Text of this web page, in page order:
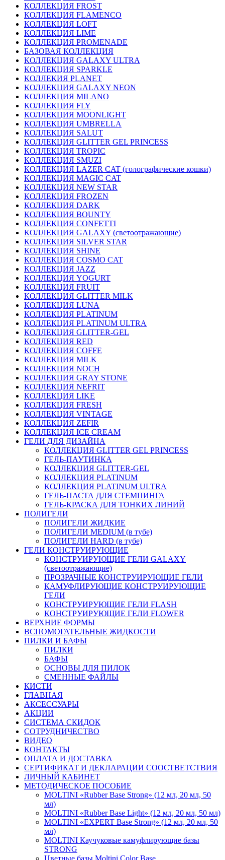
КОЛЛЕКЦИЯ FROST
КОЛЛЕКЦИЯ FLAMENCO
КОЛЛЕКЦИЯ LOFT
КОЛЛЕКЦИЯ LIME
КОЛЛЕКЦИЯ PROMENADE
БАЗОВАЯ КОЛЛЕКЦИЯ
КОЛЛЕКЦИЯ GALAXY ULTRA
КОЛЛЕКЦИЯ SPARKLE
КОЛЛЕКИЯ PLANET
КОЛЛЕКЦИЯ GALAXY NEON
КОЛЛЕКЦИЯ MILANO
КОЛЛЕКЦИЯ FLY
КОЛЛЕКЦИЯ MOONLIGHT
КОЛЛЕКЦИЯ UMBRELLA
КОЛЛЕКЦИЯ SALUT
КОЛЛЕКЦИЯ GLITTER GEL PRINCESS
КОЛЛЕКЦИЯ TROPIC
КОЛЛЕКЦИЯ SMUZI
КОЛЛЕКЦИЯ LAZER CAT (голографические кошки)
КОЛЛЕКЦИЯ MAGIC CAT
КОЛЛЕКЦИЯ NEW STAR
КОЛЛЕКЦИЯ FROZEN
КОЛЛЕКЦИЯ DARK
КОЛЛЕКЦИЯ BOUNTY
КОЛЛЕКЦИЯ CONFETTI
КОЛЛЕКЦИЯ GALAXY (светоотражающие)
КОЛЛЕКЦИЯ SILVER STAR
КОЛЛЕКЦИЯ SHINE
КОЛЛЕКЦИЯ COSMO CAT
КОЛЛЕКЦИЯ JAZZ
КОЛЛЕКЦИЯ YOGURT
КОЛЛЕКЦИЯ FRUIT
КОЛЛЕКЦИЯ GLITTER MILK
КОЛЛЕКЦИЯ LUNA
КОЛЛЕКЦИЯ PLATINUM
КОЛЛЕКЦИЯ PLATINUM ULTRA
КОЛЛЕКЦИЯ GLITTER-GEL
КОЛЛЕКЦИЯ RED
КОЛЛЕКЦИЯ COFFE
КОЛЛЕКЦИЯ MILK
КОЛЛЕКЦИЯ NOCH
КОЛЛЕКЦИЯ GRAY STONE
КОЛЛЕКЦИЯ NEFRIT
КОЛЛЕКЦИЯ LIKE
КОЛЛЕКЦИЯ FRESH
КОЛЛЕКЦИЯ VINTAGE
КОЛЛЕКЦИЯ ZEFIR
КОЛЛЕКЦИЯ ICE CREAM
ГЕЛИ ДЛЯ ДИЗАЙНА
КОЛЛЕКЦИЯ GLITTER GEL PRINCESS
ГЕЛЬ-ПАУТИНКА
КОЛЛЕКЦИЯ GLITTER-GEL
КОЛЛЕКЦИЯ PLATINUM
КОЛЛЕКЦИЯ PLATINUM ULTRA
ГЕЛЬ-ПАСТА ДЛЯ СТЕМПИНГА
ГЕЛЬ-КРАСКА ДЛЯ ТОНКИХ ЛИНИЙ
ПОЛИГЕЛИ
ПОЛИГЕЛИ ЖИДКИЕ
ПОЛИГЕЛИ MEDIUM (в тубе)
ПОЛИГЕЛИ HARD (в тубе)
ГЕЛИ КОНСТРУИРУЮЩИЕ
КОНСТРУИРУЮЩИЕ ГЕЛИ GALAXY
(светоотражающие)
ПРОЗРАЧНЫЕ КОНСТРУИРУЮЩИЕ ГЕЛИ
КАМУФЛИРУЮЩИЕ КОНСТРУИРУЮЩИЕ
ГЕЛИ
КОНСТРУИРУЮЩИЕ ГЕЛИ FLASH
КОНСТРУИРУЮЩИЕ ГЕЛИ FLOWER
ВЕРХНИЕ ФОРМЫ
ВСПОМОГАТЕЛЬНЫЕ ЖИДКОСТИ
ПИЛКИ И БАФЫ
ПИЛКИ
БАФЫ
ОСНОВЫ ДЛЯ ПИЛОК
СМЕННЫЕ ФАЙЛЫ
КИСТИ
ГЛАВНАЯ
АКСЕССУАРЫ
АКЦИИ
СИСТЕМА СКИДОК
СОТРУДНИЧЕСТВО
ВИДЕО
КОНТАКТЫ
ОПЛАТА И ДОСТАВКА
СЕРТИФИКАТ И ДЕКЛАРАЦИИ СООСТВЕТСТВИЯ
ЛИЧНЫЙ КАБИНЕТ
МЕТОДИЧЕСКОЕ ПОСОБИЕ
MOLTINI «Rubber Base Strong» (12 мл, 20 мл, 50
мл)
MOLTINI «Rubber Base Light» (12 мл, 20 мл, 50 мл)
MOLTINI «EXPERT Base Strong» (12 мл, 20 мл, 50
мл)
MOLTINI Каучуковые камуфлирующие базы
STRONG
Цветные базы Moltini Color Base